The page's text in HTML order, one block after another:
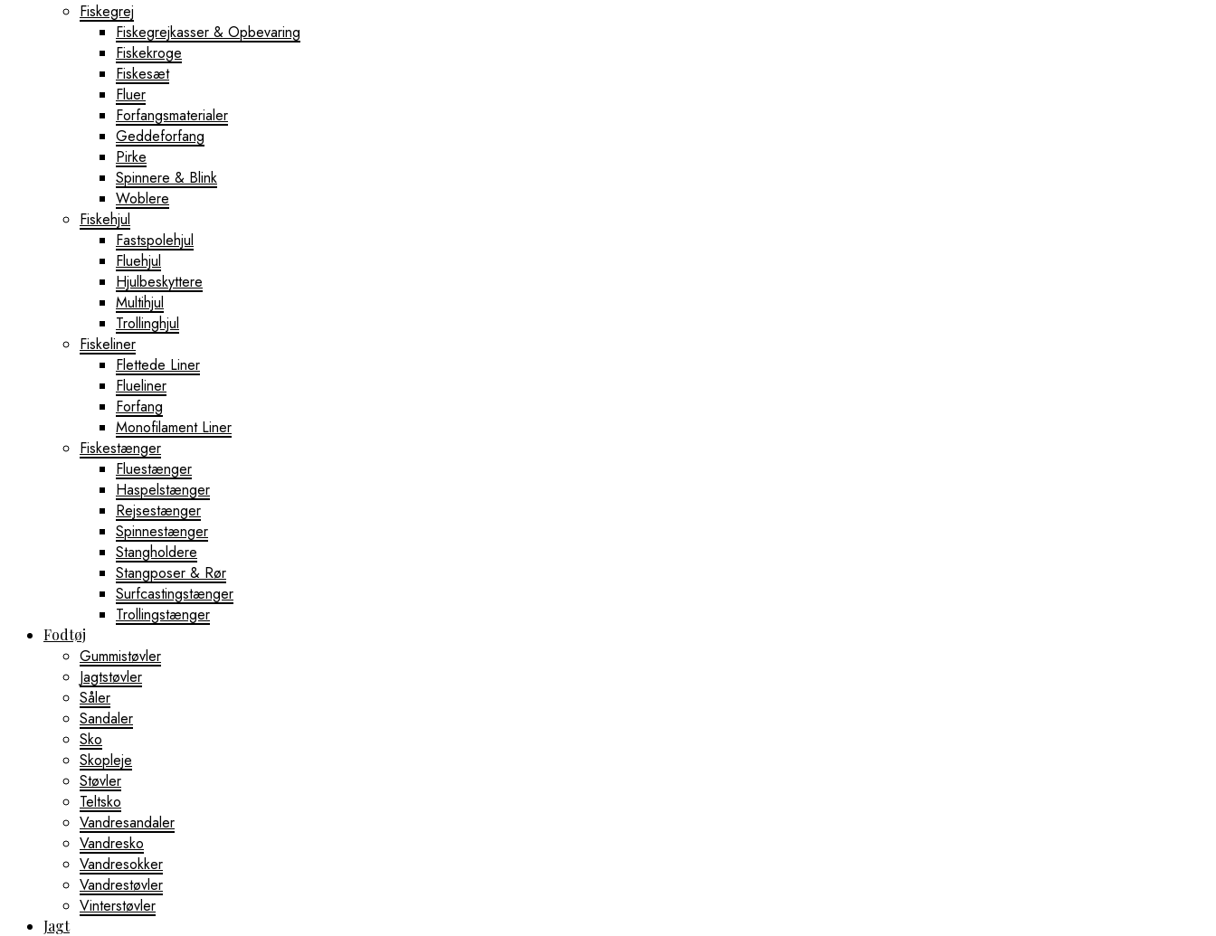
Fiskegrej
Fiskegrejkasser & Opbevaring
Fiskekroge
Fiskesæt
Fluer
Forfangsmaterialer
Geddeforfang
Pirke
Spinnere & Blink
Woblere
Fiskehjul
Fastspolehjul
Fluehjul
Hjulbeskyttere
Multihjul
Trollinghjul
Fiskeliner
Flettede Liner
Flueliner
Forfang
Monofilament Liner
Fiskestænger
Fluestænger
Haspelstænger
Rejsestænger
Spinnestænger
Stangholdere
Stangposer & Rør
Surfcastingstænger
Trollingstænger
Fodtøj
Gummistøvler
Jagtstøvler
Såler
Sandaler
Sko
Skopleje
Støvler
Teltsko
Vandresandaler
Vandresko
Vandresokker
Vandrestøvler
Vinterstøvler
Jagt